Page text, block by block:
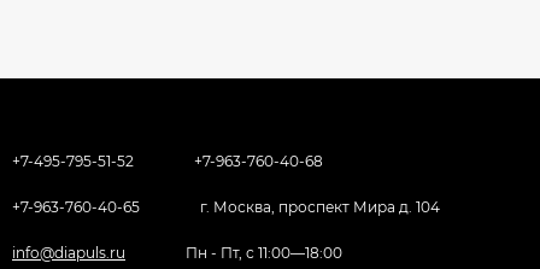
+7-495-795-51-52 +7-963-760-40-68
+7-963-760-40-65 г. Москва, проспект Мира д. 104
info@diapuls.ru Пн - Пт, с 11:00—18:00